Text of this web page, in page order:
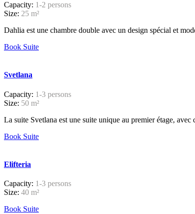
Capacity: 1-2 persons
Size: 25 m²
Dahlia est une chambre double avec un design spécial et
Book Suite
Svetlana
Capacity: 1-3 persons
Size: 50 m²
La suite Svetlana est une suite unique au premier étage,
Book Suite
Elifteria
Capacity: 1-3 persons
Size: 40 m²
Book Suite